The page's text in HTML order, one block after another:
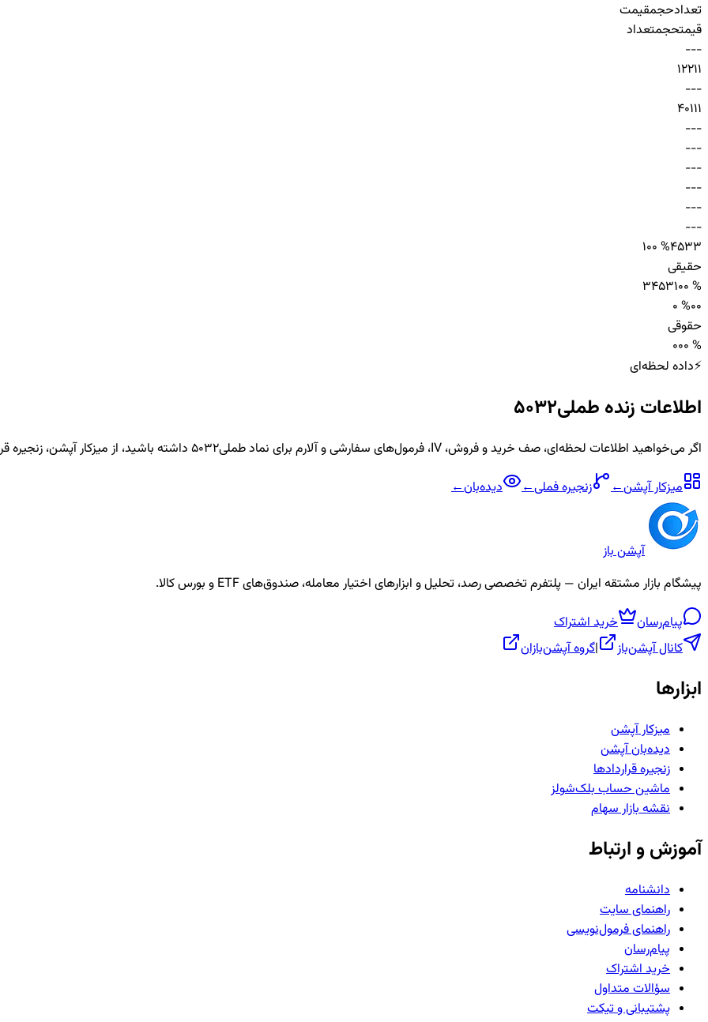
تعدادحجمقیمت
قیمتحجمتعداد
-
-
-
12211
-
-
-
40111
-
-
-
-
-
-
-
-
-
-
-
-
-
-
-
-
-
-
3
453
100 %
حقیقی
100 %
453
3
0
0
0 %
حقوقی
0 %
0
0
⚡داده لحظه‌ای
اطلاعات زنده طملی5032
اگر می‌خواهید اطلاعات لحظه‌ای، صف خرید و فروش، IV، فرمول‌های سفارشی و آلارم برای نماد طملی5032
داشته باشید، از میزکار آپشن، زنجیره
میزکار آپشن← زنجیرهفملی← دیده‌بان←
آپشن باز
پیشگام بازار مشتقه ایران — پلتفرم تخصصی رصد، تحلیل و ابزارهای اختیار معامله، صندوق‌های ETF و بورس کالا.
پیام‌رسان
خرید اشتراک
کانال آپشن‌باز
|گروه آپشن‌بازان
ابزارها
میزکار آپشن
دیده‌بان آپشن
زنجیره قراردادها
ماشین حساب بلک‌شولز
نقشه بازار سهام
آموزش و ارتباط
دانشنامه
راهنمای سایت
راهنمای فرمول‌نویسی
پیام‌رسان
خرید اشتراک
سؤالات متداول
پشتیبانی و تیکت